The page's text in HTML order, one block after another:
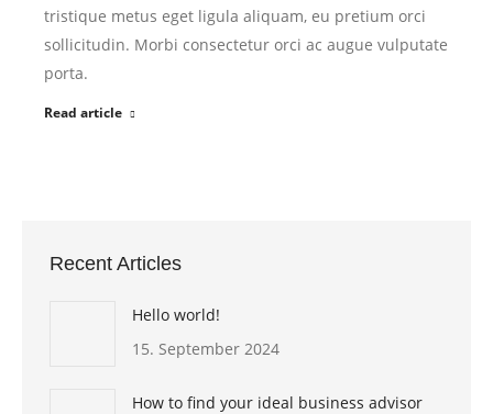
tristique metus eget ligula aliquam, eu pretium orci
sollicitudin. Morbi consectetur orci ac augue vulputate
porta.
Read article
Recent Articles
Hello world!
15. September 2024
How to find your ideal business advisor